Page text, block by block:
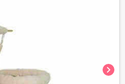
chevron_right